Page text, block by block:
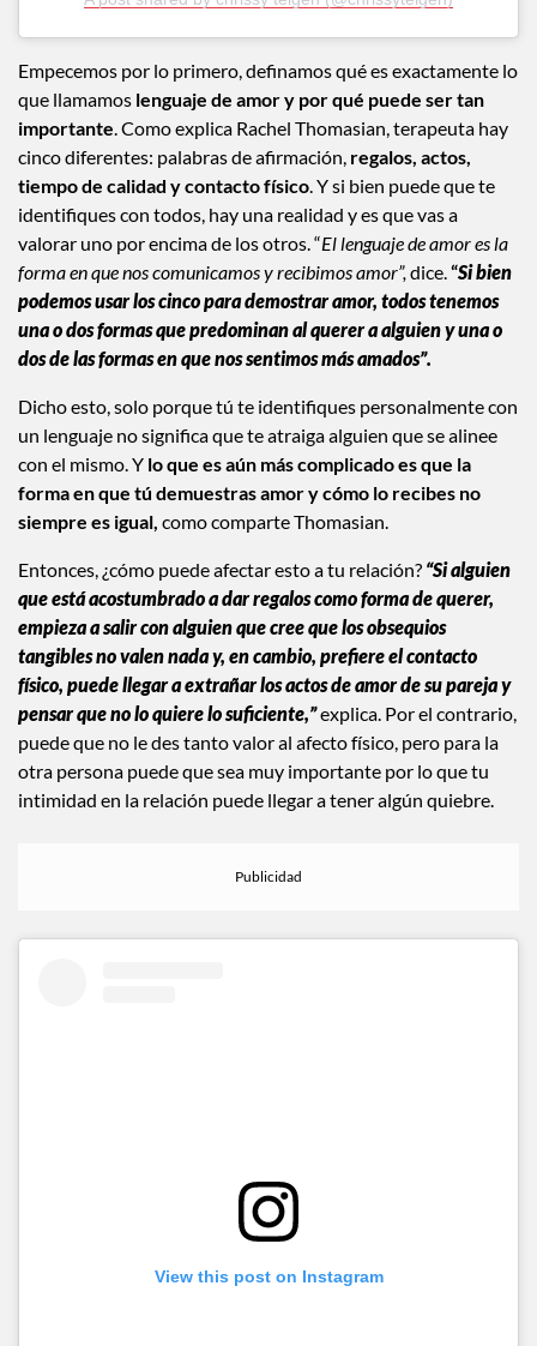
Empecemos por lo primero, definamos qué es exactamente lo
que llamamoslenguaje de amor y por qué puede ser tan
importante. Como explica Rachel Thomasian, terapeuta hay
cinco diferentes: palabras de afirmación, regalos, actos,
tiempo de calidad y contacto físico. Y si bien puede que te
identifiques con todos, hay una realidad y es que vas a
valorar uno por encima de los otros. “El lenguaje de amor es la
forma en que nos comunicamos y recibimos amor”,dice.“Si bien
podemos usar los cinco para demostrar amor, todos tenemos
una o dos formas que predominan al querer a alguien
Dicho esto, solo porque tú te identifiques personalmente con
un lenguaje no significa que te atraiga alguien que se alinee
con el mismo. Ylo que es aún más complicado es que la
forma en que tú demuestras amor y cómo lo recibes no
Entonces, ¿cómo puede afectar esto a tu relación?“Si alguien
que está acostumbrado a dar regalos como forma de querer,
empieza a salir con alguien que cree que los obsequios
tangibles no valen nada y, en cambio, prefiere el contacto
físico, puede llegar a extrañar los actos de amor de su pareja y
pensar que no lo quiere lo suficiente,”explica. Por el contrario,
puede que no le des tanto valor al afecto físico, pero para la
otra persona puede que sea muy importante por lo que tu